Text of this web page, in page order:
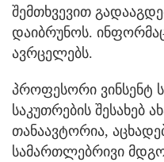
შემთხვევით
დაიბრუნოს.
ავრცელებს.
პროფესორი ვინსენტ
საკუთრების შესახებ
თანაავტორია,
სამართლებრივი